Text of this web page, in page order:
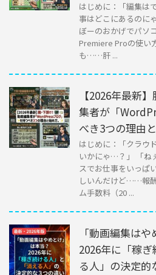
はじめに：「編集は
事はどこにあるのに
ぼーのおかげでパソ
Premiere Proの使い
も……肝 ...
【2026年最新
集者が「
べき3つの理由
はじめに：「クラウ
いかにゃ…？」 「ね
スでお仕事をいっぱ
しいんだけど……報
ム手数料（20 ...
「動画編集は
2026年に「稼
る人」の決定的